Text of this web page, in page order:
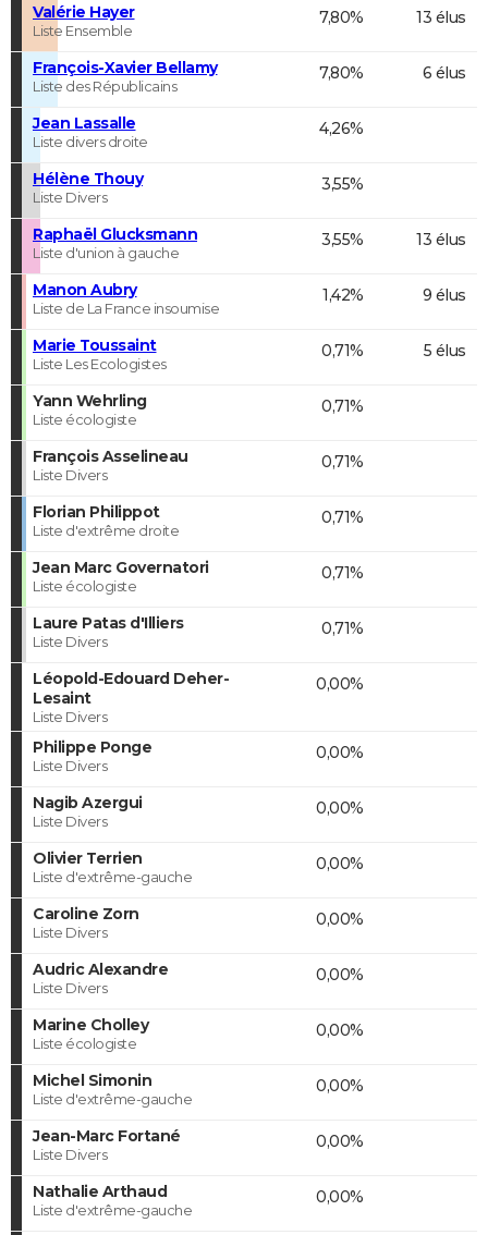
Valérie Hayer
Liste Ensemble
7,80% 13 élus
François-Xavier Bellamy
Liste des Républicains
7,80% 6 élus
Jean Lassalle
Liste divers droite
4,26%
Hélène Thouy
Liste Divers
3,55%
Raphaël Glucksmann
Liste d'union à gauche
3,55% 13 élus
Manon Aubry
Liste de La France insoumise
1,42% 9 élus
Marie Toussaint
Liste Les Ecologistes
0,71% 5 élus
Yann Wehrling
Liste écologiste
0,71%
François Asselineau
Liste Divers
0,71%
Florian Philippot
Liste d'extrême droite
0,71%
Jean Marc Governatori
Liste écologiste
0,71%
Laure Patas d'Illiers
Liste Divers
0,71%
Léopold-Edouard Deher-
Lesaint
Liste Divers
0,00%
Philippe Ponge
Liste Divers
0,00%
Nagib Azergui
Liste Divers
0,00%
Olivier Terrien
Liste d'extrême-gauche
0,00%
Caroline Zorn
Liste Divers
0,00%
Audric Alexandre
Liste Divers
0,00%
Marine Cholley
Liste écologiste
0,00%
Michel Simonin
Liste d'extrême-gauche
0,00%
Jean-Marc Fortané
Liste Divers
0,00%
Nathalie Arthaud
Liste d'extrême-gauche
0,00%